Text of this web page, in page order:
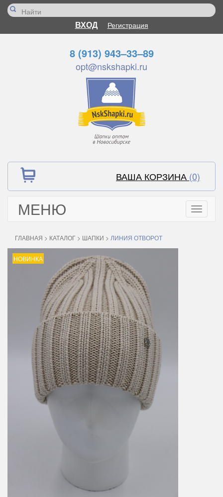
ВХОД Регистрация
8 (913) 943–33–89
opt@nskshapki.ru
ВАША КОРЗИНА (0)
МЕНЮ
Toggle
ГЛАВНАЯ > КАТАЛОГ > ШАПКИ > ЛИНИЯ ОТВОРОТ
НОВИНКА